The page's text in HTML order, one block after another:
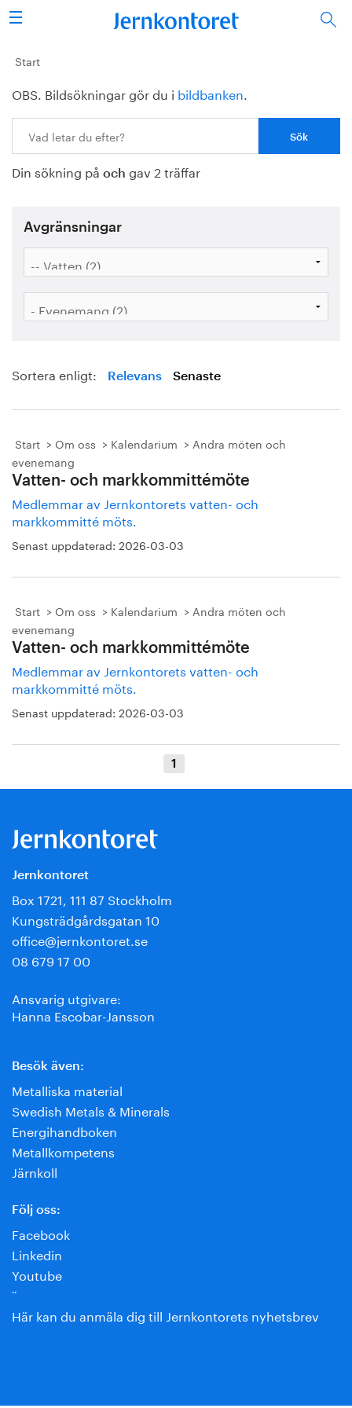
Sök
Stålindustrin
Vision 2050
Forskning/utbildning
Energi/miljö
Vi tycker
Bildbank
Start
OBS. Bildsökningar gör du i bildbanken.
Din sökning på och gav 2 träffar
Avgränsningar
Sortera enligt: Relevans Senaste
Start Om oss Kalendarium
Andra möten och
evenemang
Vatten- och markkommittémöte
Medlemmar av Jernkontorets vatten- och
markkommitté möts.
Senast uppdaterad: 2026-03-03
Start Om oss Kalendarium
Andra möten och
evenemang
Vatten- och markkommittémöte
Medlemmar av Jernkontorets vatten- och
markkommitté möts.
Senast uppdaterad: 2026-03-03
1
Jernkontoret
Box 1721, 111 87 Stockholm
Kungsträdgårdsgatan 10
office@jernkontoret.se
08 679 17 00
Ansvarig utgivare:
Hanna Escobar-Jansson
Besök även:
Metalliska material
Swedish Metals & Minerals
Energihandboken
Metallkompetens
Järnkoll
Följ oss:
Facebook
Linkedin
Youtube
¨
Här kan du anmäla dig till Jernkontorets nyhetsbrev